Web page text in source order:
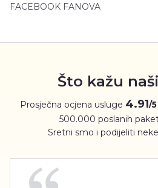
FACEBOOK FANOVA
Što kažu
Prosječna ocjena usluge 4.91/5
500.000 poslanih
Sretni smo i podijeliti